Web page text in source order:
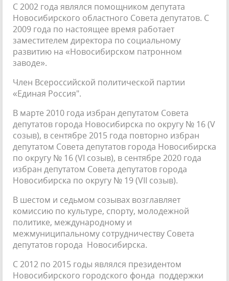
С 2002 года являлся помощником депутата
Новосибирского областного Совета депутатов. С
2009 года по настоящее время работает
заместителем директора по социальному
развитию на «Новосибирском патронном
заводе».
Член Всероссийской политической партии
«Единая Россия".
В марте 2010 года избран депутатом Совета
депутатов города Новосибирска по округу № 16 (V
созыв), в сентябре 2015 года повторно избран
депутатом Совета депутатов города Новосибирска
по округу № 16 (VI созыв), в сентябре 2020 года
избран депутатом Совета депутатов города
Новосибирска по округу № 19 (VII созыв).
В шестом и седьмом созывах возглавляет
комиссию по культуре, спорту, молодежной
политике, международному и
межмуниципальному сотрудничеству Совета
депутатов города Новосибирска.
С 2012 по 2015 годы являлся президентом
Новосибирского городского фонда поддержки